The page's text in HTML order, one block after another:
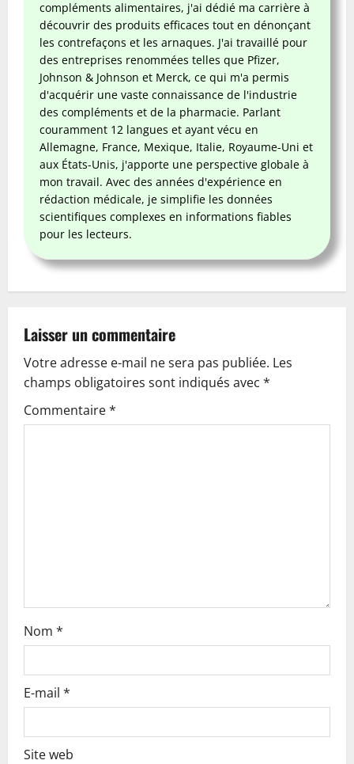
compléments alimentaires, j'ai dédié ma carrière à
découvrir des produits efficaces tout en dénonçant
les contrefaçons et les arnaques. J'ai travaillé pour
des entreprises renommées telles que Pfizer,
Johnson & Johnson et Merck, ce qui m'a permis
d'acquérir une vaste connaissance de l'industrie
des compléments et de la pharmacie. Parlant
couramment 12 langues et ayant vécu en
Allemagne, France, Mexique, Italie, Royaume-Uni et
aux États-Unis, j'apporte une perspective globale à
mon travail. Avec des années d'expérience en
rédaction médicale, je simplifie les données
scientifiques complexes en informations fiables
pour les lecteurs.
Laisser un commentaire
Votre adresse e-mail ne sera pas publiée. Les
champs obligatoires sont indiqués avec *
Commentaire*
Nom *
E-mail *
Site web